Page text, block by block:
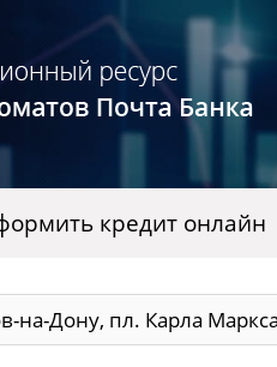
кредит онлайн
на-Дону, пл. Карла